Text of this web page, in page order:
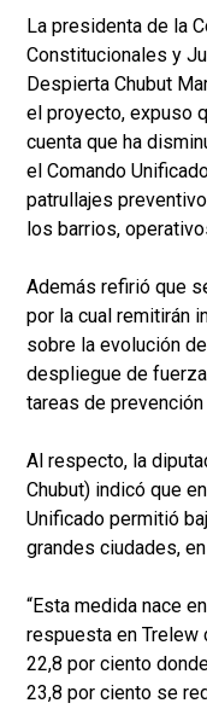
La presidenta de la
Constitucionales y
Despierta Chubut
el proyecto, expuso
cuenta que ha
el Comando
patrullajes
los barrios,
Además refirió que
por la cual remitirán
sobre la evolución
despliegue de
tareas de
Al respecto, la
Chubut) indicó que
Unificado permitió
grandes ciudades,
“Esta medida nace
respuesta en Trelew
22,8 por ciento
23,8 por ciento se